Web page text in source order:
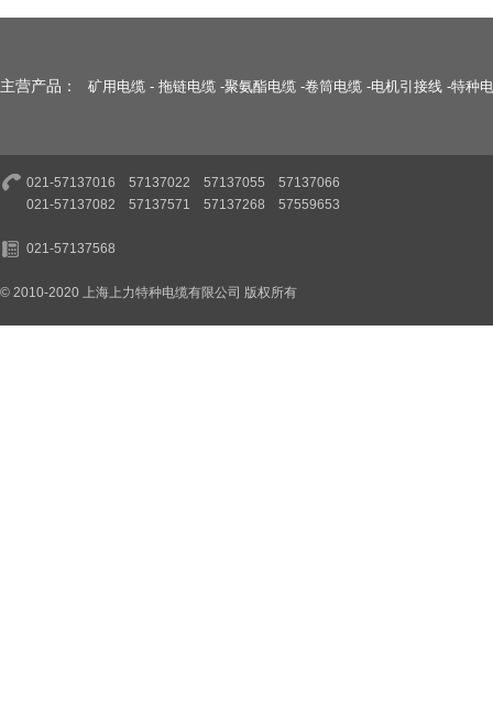
主营产品： 矿用电缆 - 拖链电缆 -聚氨酯电缆 -卷筒电缆 -电机引接线 -特种
021-57137016 57137022 57137055 57137066
021-57137082 57137571 57137268 57559653
021-57137568
© 2010-2020 上海上力特种电缆有限公司 版权所有